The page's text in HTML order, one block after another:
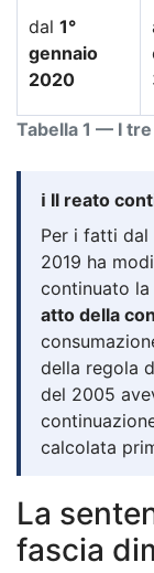
Tabella 1 — I
dal 1°
gennaio
2020
ℹ️ Il reato
Per i fatti dal
2019 ha
continuato
atto della
della regola
del 2005
calcolata
La
fascia